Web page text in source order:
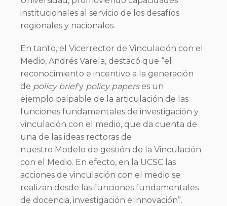
institucionales al servicio de los desafíos
regionales y nacionales.
En tanto, el Vicerrector de Vinculación con el
Medio, Andrés Varela, destacó que “el
reconocimiento e incentivo a la generación
de policy briefy policy paperses un
ejemplo palpable de la articulación de las
funciones fundamentales de investigación y
vinculación con el medio, que da cuenta de
una de las ideas rectoras de
nuestro Modelo de gestión de la Vinculación
con el Medio. En efecto, en la UCSC las
acciones de vinculación con el medio se
realizan desde las funciones fundamentales
de docencia, investigación e innovación”.